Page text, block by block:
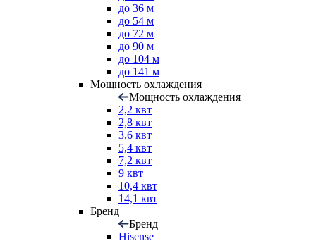
до 36 м
до 54 м
до 72 м
до 90 м
до 104 м
до 141 м
Мощность охлаждения
Мощность охлаждения
2,2 квт
2,8 квт
3,6 квт
5,4 квт
7,2 квт
9 квт
10,4 квт
14,1 квт
Бренд
Бренд
Hisense